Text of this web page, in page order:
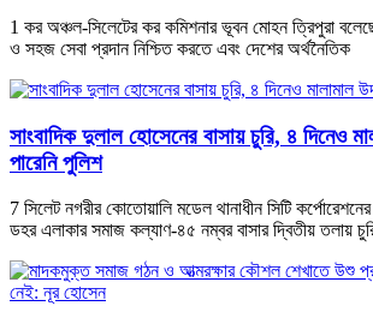
1 কর অঞ্চল-সিলেটের কর কমিশনার ভূবন মোহন ত্রিপুরা
ও সহজ সেবা প্রদান নিশ্চিত করতে এবং দেশের অর্থনৈতিক
সাংবাদিক দুলাল হোসেনের বাসায় চুরি, ৪ দিনেও
পারেনি পুলিশ
7 সিলেট নগরীর কোতোয়ালি মডেল থানাধীন সিটি
ডহর এলাকার সমাজ কল্যাণ-৪৫ নম্বর বাসার দ্বিতীয় তলায়